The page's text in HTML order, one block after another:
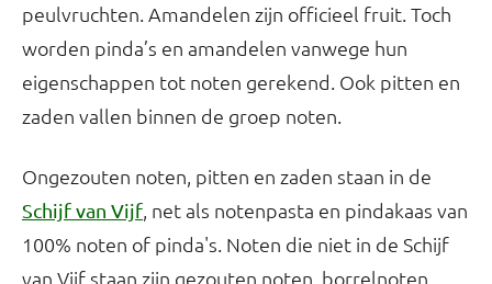
peulvruchten. Amandelen zijn officieel fruit. Toch
worden pinda’s en amandelen vanwege hun
eigenschappen tot noten gerekend. Ook pitten en
zaden vallen binnen de groep noten.
Ongezouten noten, pitten en zaden staan in de
Schijf van Vijf, net als notenpasta en pindakaas van
100% noten of pinda's. Noten die niet in de Schijf
van Vijf staan zijn gezouten noten, borrelnoten,